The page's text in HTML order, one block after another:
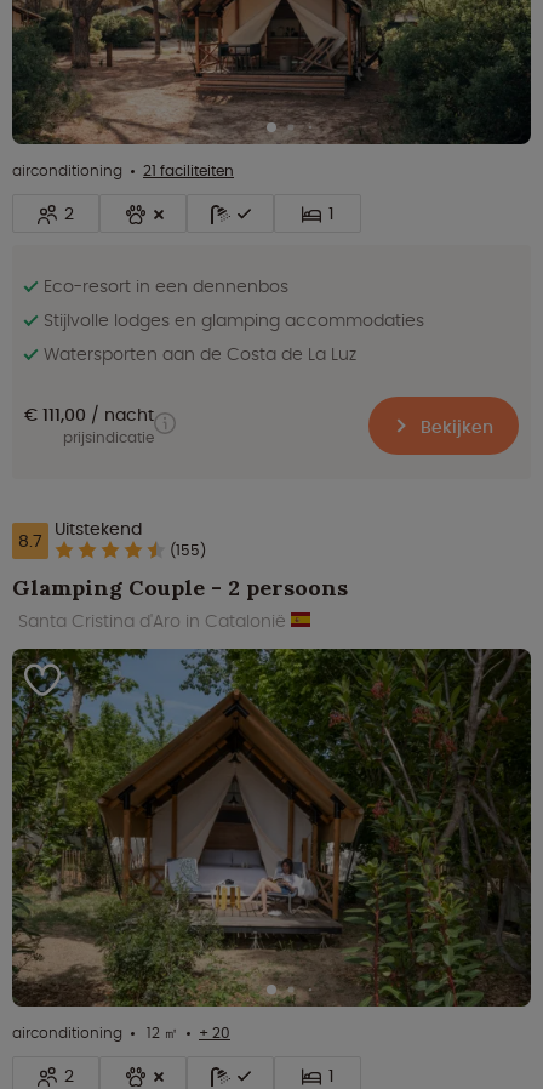
airconditioning 21 faciliteiten
2 1
Eco-resort in een dennenbos
Stijlvolle lodges en glamping accommodaties
Watersporten aan de Costa de La Luz
€ 111,00 nacht
prijsindicatie Bekijken
8.7 Uitstekend
(155)
Glamping Couple - 2 persoons
Santa Cristina d'Aro in Catalonië
airconditioning 12 ㎡ + 20
2 1